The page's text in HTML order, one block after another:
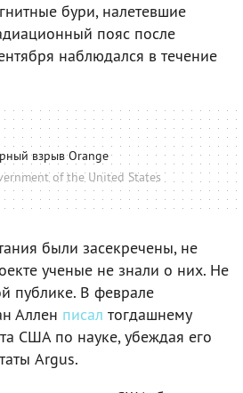
бури, налетевшие
пояс после
наблюдался в течение
взрыв Orange
of the United States
были засекречены, не
ученые не знали о них. Не
публике. В феврале
Аллен писал тогдашнему
США по науке, убеждая его
Argus.